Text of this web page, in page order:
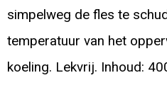
simpelweg de fles te
temperatuur van het
koeling. Lekvrij. Inhoud: